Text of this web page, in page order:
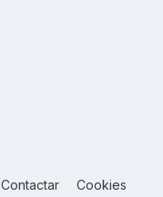
Contactar Cookies